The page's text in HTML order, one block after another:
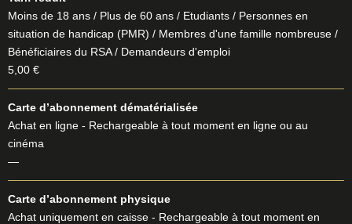
Moins de 18 ans / Plus de 60 ans / Etudiants / Personnes en
situation de handicap (PMR) / Membres d'une famille nombreuse /
Bénéficiaires du RSA / Demandeurs d'emploi
5,00 €
Carte d’abonnement dématérialisée
Achat en ligne - Rechargeable à tout moment en ligne ou au
cinéma
—
Carte d’abonnement physique
Achat uniquement en caisse - Rechargeable à tout moment en